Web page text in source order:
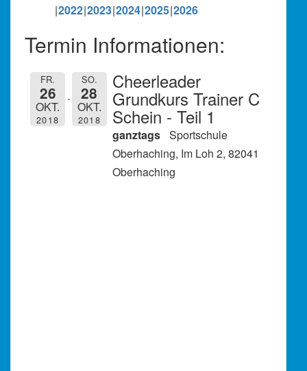
2022 2023 2024 2025 2026
Termin Informationen:
FR.
26
OKT.
2018
SO.
28
OKT.
2018
Cheerleader
Grundkurs Trainer C
Schein - Teil 1
ganztags Sportschule
Oberhaching, Im Loh 2, 82041
Oberhaching